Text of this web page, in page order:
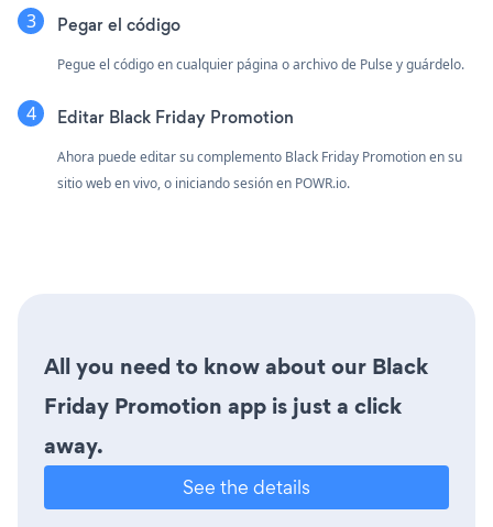
Pegar el código
Pegue el código en cualquier página o archivo de Pulse y guárdelo.
Editar Black Friday Promotion
Ahora puede editar su complemento Black Friday Promotion en su
sitio web en vivo, o iniciandosesión en POWR.io.
All you need to know about our Black
Friday Promotion app is just a click
away.
See the details